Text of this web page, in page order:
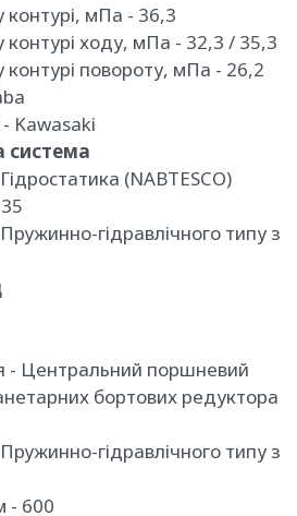
контурі, мПа - 36,3
контурі ходу, мПа - 32,3 / 35,3
контурі повороту, мПа - 26,2
- Kawasaki
система
(NABTESCO)
гідравлічного типу з
- Центральний поршневий
бортових редуктора
гідравлічного типу з
- 600